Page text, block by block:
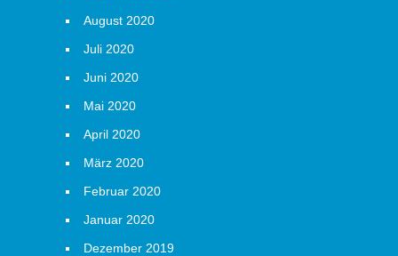
August 2020
Juli 2020
Juni 2020
Mai 2020
April 2020
März 2020
Februar 2020
Januar 2020
Dezember 2019